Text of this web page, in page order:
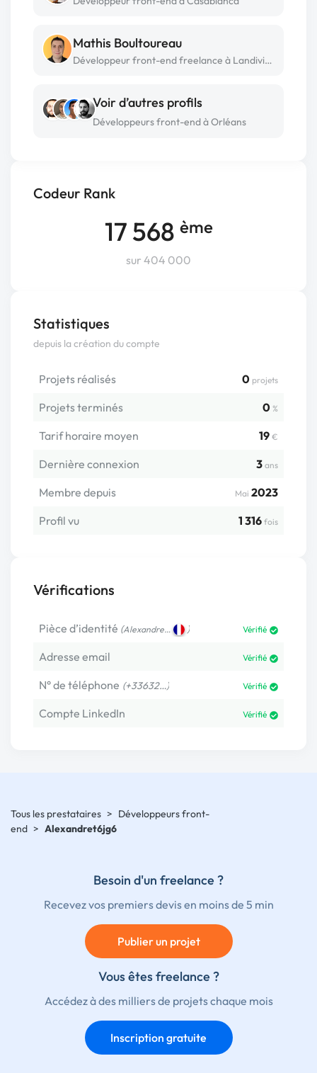
Codeur Rank
17 568 ème
sur 404 000
Statistiques
depuis la création du compte
Projets réalisés 0 projets
Projets terminés 0 %
Tarif horaire moyen 19 €
Dernière connexion 3 ans
Membre depuis Mai 2023
Profil vu
1 316 fois
Vérifications
Pièce d’identité (Alexandre… ) Vérifié
Adresse email Vérifié
N° de téléphone (+33632…) Vérifié
Compte LinkedIn Vérifié
Mathis Boultoureau
Développeur front-end freelance à Landivisiau
Voir d’autres profils
Développeurs front-end à Orléans
Tous les prestataires > Développeurs front-
end > Alexandret6jg6
Besoin d'un freelance ?
Recevez vos premiers devis en moins de 5 min
Publier un projet
Vous êtes freelance ?
Accédez à des milliers de projets chaque mois
Inscription gratuite